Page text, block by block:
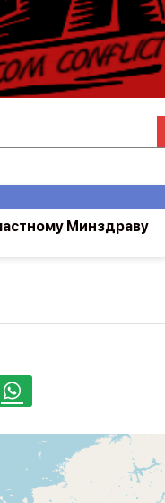
Минздраву
Whatsapp